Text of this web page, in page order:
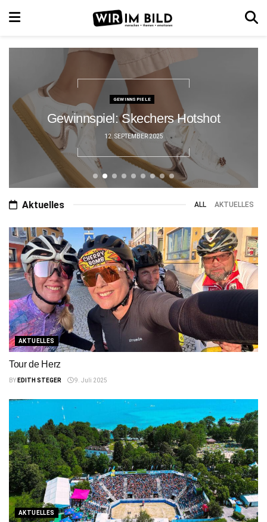
GEWINNSPIELE
Gewinnspiel: Skechers Hotshot
12. SEPTEMBER 2025
Aktuelles ALL AKTUELLES
AKTUELLES
Tour de Herz
BY EDITH STEGER 9. Juli 2025
AKTUELLES